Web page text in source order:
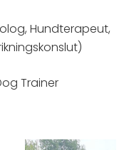
Hundterapeut,
Trainer